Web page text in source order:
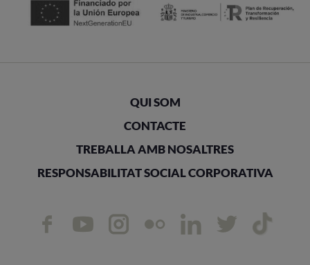
QUI SOM
CONTACTE
TREBALLA AMB NOSALTRES
RESPONSABILITAT SOCIAL CORPORATIVA